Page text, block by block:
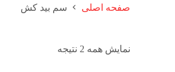
صفحه اصلی سم بید کش
نمایش همه 2 نتیجه